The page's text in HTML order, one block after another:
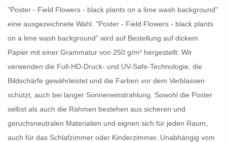
"Poster - Field Flowers - black plants on a lime wash background"
eine ausgezeichnete Wahl. "Poster - Field Flowers - black plants
on a lime wash background" wird auf Bestellung auf dickem
Papier mit einer Grammatur von 250 g/m² hergestellt. Wir
verwenden die Full-HD-Druck- und UV-Safe-Technologie, die
Bildschärfe gewährleistet und die Farben vor dem Verblassen
schützt, auch bei langer Sonneneinstrahlung. Sowohl die Poster
selbst als auch die Rahmen bestehen aus sicheren und
geruchsneutralen Materialien und eignen sich für jeden Raum,
auch für das Schlafzimmer oder Kinderzimmer. Unabhängig vom